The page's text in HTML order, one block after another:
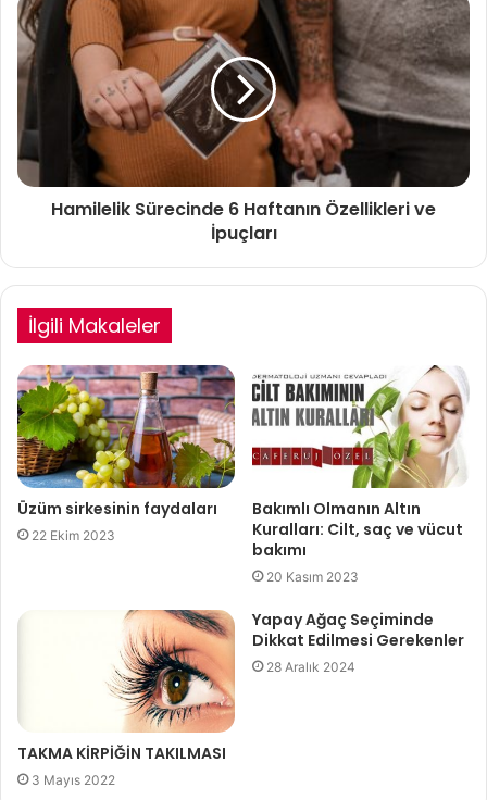
Hamilelik Sürecinde 6 Haftanın Özellikleri ve
İpuçları
İlgili Makaleler
Üzüm sirkesinin faydaları
22 Ekim 2023
Bakımlı Olmanın Altın
Kuralları: Cilt, saç ve vücut
bakımı
20 Kasım 2023
TAKMA KİRPİĞİN TAKILMASI
3 Mayıs 2022
Yapay Ağaç Seçiminde
Dikkat Edilmesi Gerekenler
28 Aralık 2024